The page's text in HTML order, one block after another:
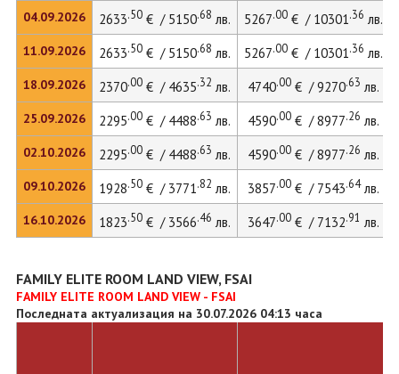
04.09.2026
11.09.2026
18.09.2026
25.09.2026
02.10.2026
09.10.2026
16.10.2026
2633.50€ / 5150.68 лв. 5267.00€ / 10301.36 лв.
2633.50€ / 5150.68 лв. 5267.00€ / 10301.36 лв.
2370.00€ / 4635.32 лв. 4740.00€ / 9270.63 лв.
2295.00€ / 4488.63 лв. 4590.00€ / 8977.26 лв.
2295.00€ / 4488.63 лв. 4590.00€ / 8977.26 лв.
1928.50€ / 3771.82 лв. 3857.00€ / 7543.64лв.
1823.50€ / 3566.46 лв. 3647.00€ / 7132.91 лв.
FAMILY ELITE ROOM LAND VIEW, FSAI
FAMILY ELITE ROOM LAND VIEW - FSAI
Последната актуализация на 30.07.2026 04:13 часа